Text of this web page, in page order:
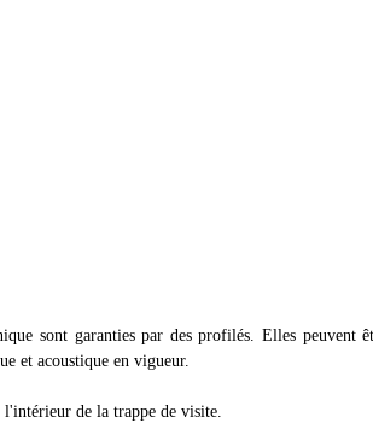
sont garanties par des profilés. Elles peuvent
et acoustique en vigueur.
l'intérieur de la trappe de visite.